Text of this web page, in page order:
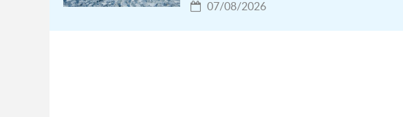
07/08/2026